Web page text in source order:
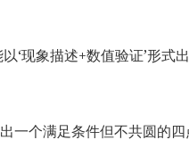
现象描述+数值验证’形式
一个满足条件但不共圆的四